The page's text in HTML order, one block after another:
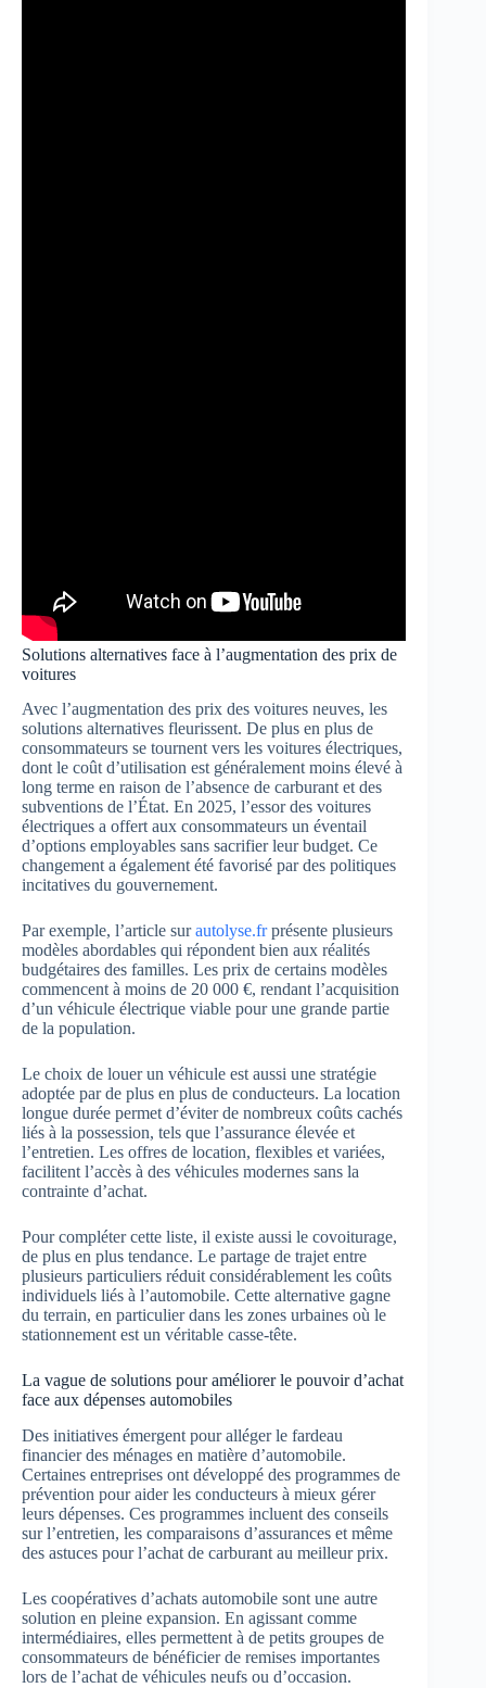
Solutions alternatives face à l’augmentation des prix de
voitures
Avec l’augmentation des prix des voitures neuves, les
solutions alternatives fleurissent. De plus en plus de
consommateurs se tournent vers les voitures électriques,
dont le coût d’utilisation est généralement moins élevé à
long terme en raison de l’absence de carburant et des
subventions de l’État. En 2025, l’essor des voitures
électriques a offert aux consommateurs un éventail
d’options employables sans sacrifier leur budget. Ce
changement a également été favorisé par des politiques
incitatives du gouvernement.
Par exemple, l’article surautolyse.frprésente plusieurs
modèles abordables qui répondent bien aux réalités
budgétaires des familles. Les prix de certains modèles
commencent à moins de 20 000 €, rendant l’acquisition
d’un véhicule électrique viable pour une grande partie
de la population.
Le choix de louer un véhicule est aussi une stratégie
adoptée par de plus en plus de conducteurs. La location
longue durée permet d’éviter de nombreux coûts cachés
liés à la possession, tels que l’assurance élevée et
l’entretien. Les offres de location, flexibles et variées,
facilitent l’accès à des véhicules modernes sans la
contrainte d’achat.
Pour compléter cette liste, il existe aussi le covoiturage,
de plus en plus tendance. Le partage de trajet entre
plusieurs particuliers réduit considérablement les coûts
individuels liés à l’automobile. Cette alternative gagne
du terrain, en particulier dans les zones urbaines où le
stationnement est un véritable casse-tête.
La vague de solutions pour améliorer le pouvoir d’achat
face aux dépenses automobiles
Des initiatives émergent pour alléger le fardeau
financier des ménages en matière d’automobile.
Certaines entreprises ont développé des programmes de
prévention pour aider les conducteurs à mieux gérer
leurs dépenses. Ces programmes incluent des conseils
sur l’entretien, les comparaisons d’assurances et même
des astuces pour l’achat de carburant au meilleur prix.
Les coopératives d’achats automobile sont une autre
solution en pleine expansion. En agissant comme
intermédiaires, elles permettent à de petits groupes de
consommateurs de bénéficier de remises importantes
lors de l’achat de véhicules neufs ou d’occasion.